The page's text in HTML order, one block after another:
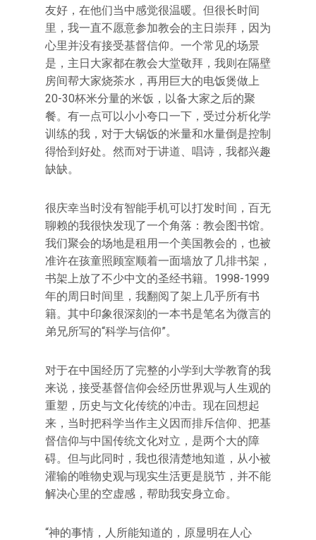
友好，在他们当中感觉很温暖。但很长时间
里，我一直不愿意参加教会的主日崇拜，因为
心里并没有接受基督信仰。一个常见的场景
是，主日大家都在教会大堂敬拜，我则在隔壁
房间帮大家烧茶水，再用巨大的电饭煲做上
20-30杯米分量的米饭，以备大家之后的聚
餐。有一点可以小小夸口一下，受过分析化学
训练的我，对于大锅饭的米量和水量倒是控制
得恰到好处。然而对于讲道、唱诗，我都兴趣
缺缺。
很庆幸当时没有智能手机可以打发时间，百无
聊赖的我很快发现了一个角落：教会图书馆。
我们聚会的场地是租用一个美国教会的，也被
准许在孩童照顾室顺着一面墙放了几排书架，
书架上放了不少中文的圣经书籍。1998-1999
年的周日时间里，我翻阅了架上几乎所有书
籍。其中印象很深刻的一本书是笔名为微言的
弟兄所写的“科学与信仰”。
对于在中国经历了完整的小学到大学教育的我
来说，接受基督信仰会经历世界观与人生观的
重塑，历史与文化传统的冲击。现在回想起
来，当时把科学当作主义因而排斥信仰、把基
督信仰与中国传统文化对立，是两个大的障
碍。但与此同时，我也很清楚地知道，从小被
灌输的唯物史观与现实生活更是脱节，并不能
解决心里的空虚感，帮助我安身立命。
“神的事情，人所能知道的，原显明在人心